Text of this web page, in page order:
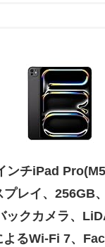
ンチiPad
プレイ、256GB
ックカメラ、
るWi-Fi 7、